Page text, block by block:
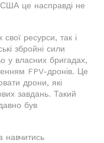
це насправді не
свої ресурси, так і
збройні сили
у власних бригадах,
FPV-дронів. Це
дрони, які
завдань. Такий
був
навчитись